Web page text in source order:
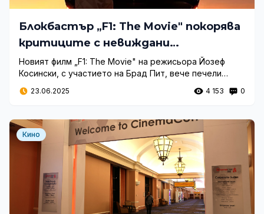
Блокбастър „F1: The Movie" покорява
критиците с невиждани
състезателни сцени и участието
на Брад Пит
Новият филм „F1: The Movie" на режисьора Йозеф
Косински, с участието на Брад Пит, вече печели
одобрението на критиците с рейтинг над 85% на
Rotten Tomatoes. Критиците сравняват проекта с „Top
блокбастъри за последните 20 години.
23.06.2025 4 153 0
Кино